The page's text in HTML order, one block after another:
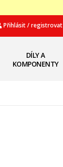
Přihlásit / registrovat
DÍLY A
KOMPONENTY